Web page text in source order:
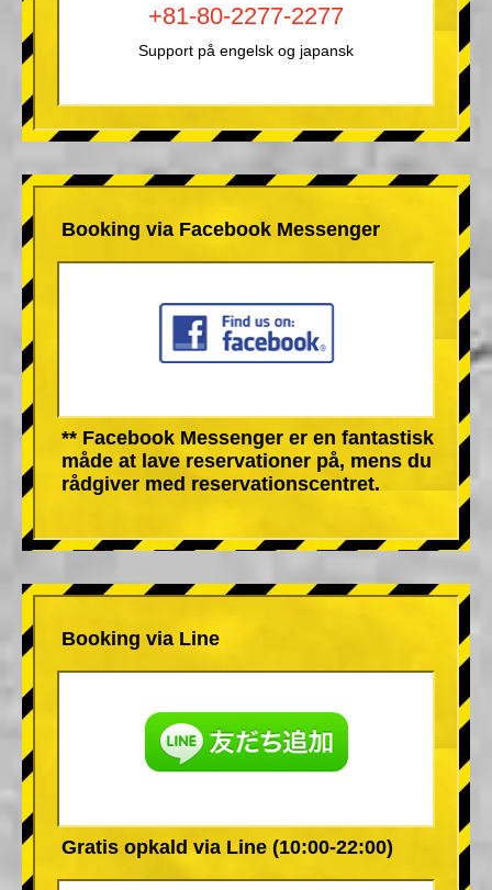
+81-80-2277-2277
Support på engelsk og japansk
Booking via Facebook Messenger
** Facebook Messenger er en fantastisk
måde at lave reservationer på, mens du
rådgiver med reservationscentret.
Booking via Line
Gratis opkald via Line (10:00-22:00)